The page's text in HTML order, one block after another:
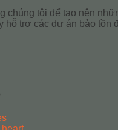
chúng tôi để tạo nên
hỗ trợ các dự án bảo tồn